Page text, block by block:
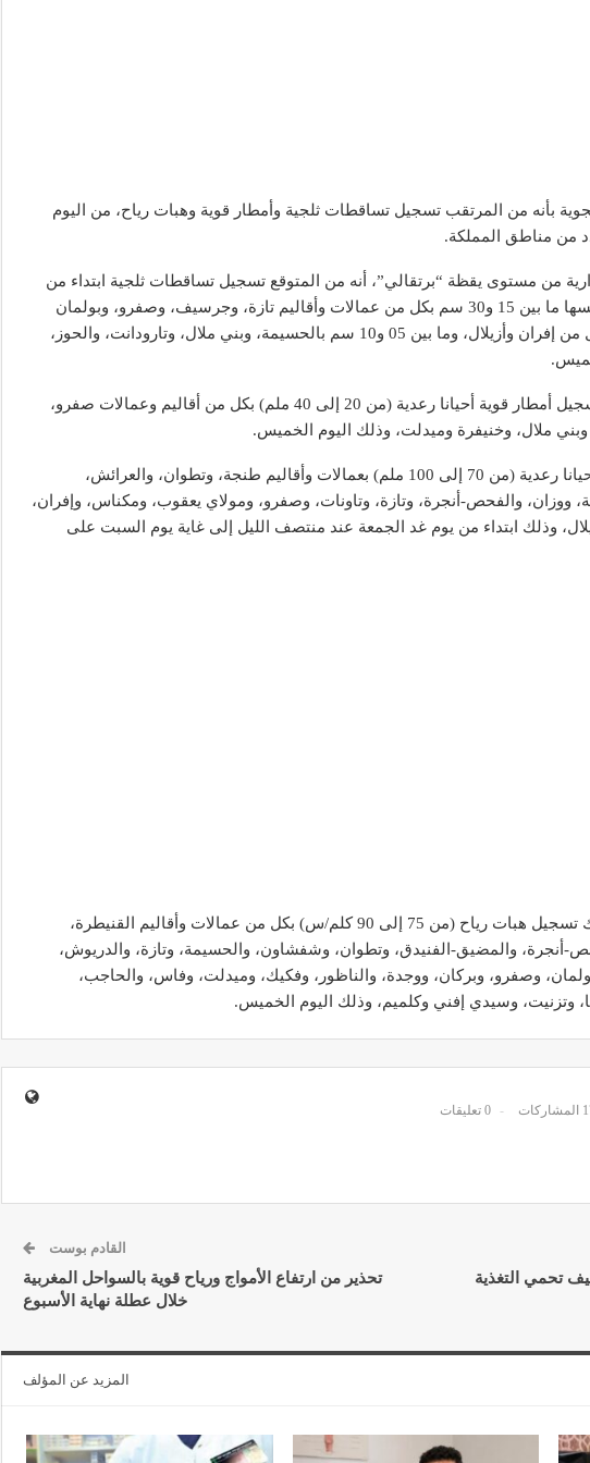
بأنه من المرتقب تسجيل تساقطات ثلجية وأمطار قوية وهبات رياح، من اليوم
من مناطق المملكة.
من مستوى يقظة “برتقالي”، أنه من المتوقع تسجيل تساقطات ثلجية ابتداء من
مرتفعات 1600 متر، تتراوح مقاييسها ما بين 15 و30 سم بكل من عمالات وأقاليم تازة، وجرسيف، وصفرو، وبولمان
وميدلت، وما بين 10 و15 سم بكل من إفران وأزيلال، وما بين 05 و10 سم بالحسيمة، وبني ملال، وتارودانت، والحوز،
وأضافت أنه من المرتقب أيضا تسجيل أمطار قوية أحيانا رعدية (من 20 إلى 40 ملم) بكل من أقاليم وعمالات صفرو،
وبني ملال، وخنيفرة وميدلت، وذلك اليوم الخميس.
كما ي توقع تسجيل أمطار قوية أحيانا رعدية (من 70 إلى 100 ملم) بعمالات وأقاليم طنجة، وتطوان، والعرائش،
ووزان، والفحص-أنجرة، وتازة، وتاونات، وصفرو، ومولاي يعقوب، ومكناس، وإفران،
وذلك ابتداء من يوم غد الجمعة عند منتصف الليل إلى غاية يوم السبت على
وسجلت المديرية أنه يرتقب كذلك تسجيل هبات رياح (من 75 إلى 90 كلم/س) بكل من عمالات وأقاليم القنيطرة،
أنجرة، والمضيق-الفنيدق، وتطوان، وشفشاون، والحسيمة، وتازة، والدريوش،
وصفرو، وبركان، ووجدة، والناظور، وفكيك، وميدلت، وفاس، والحاجب،
وتزنيت، وسيدي إفني وكلميم، وذلك اليوم الخميس.
0 تعليقات
تحمي التغذية
القادم بوست
تحذير من ارتفاع الأمواج ورياح قوية بالسواحل المغربية
خلال عطلة نهاية الأسبوع
المزيد عن المؤلف
بالصويرة توفير معدات
مصطفى مودن يقدم نصائح مهمة
نصائح وإرشادات صحية هامة للحفاظ على
التوازن الغذائي خلال شهر…